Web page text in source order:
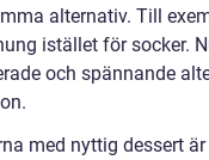
alternativ. Till
istället för socker.
och spännande
med nyttig dessert